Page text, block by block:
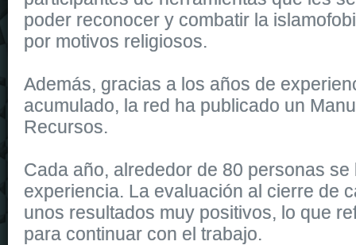
poder reconocer y combatir la
por motivos religiosos.
Además, gracias a los años de
acumulado, la red ha publicado un
Recursos.
Cada año, alrededor de 80 personas
experiencia. La evaluación al cierre de
unos resultados muy positivos, lo que
para continuar con el trabajo.